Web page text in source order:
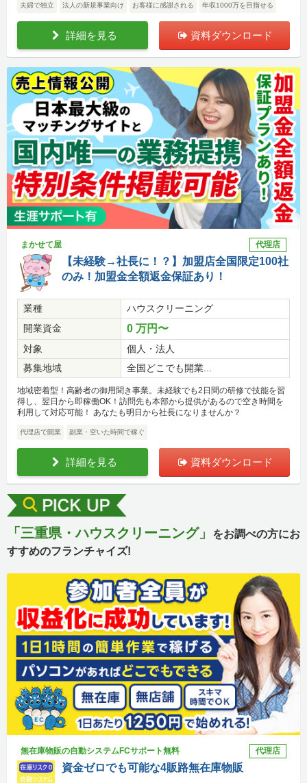
夫婦で独立 法人の新規事業向け お客様に感謝される 年収1000万を目指せる
詳細を見る 資料ダウンロード
まかせて屋 代理店
【未経験→社長に！？】加盟店全国限定100社
のみ！加盟金全額返金保証あり！
業種
ハウスクリーニング
開業資金
0 万円〜
対象
個人・法人
募集地域
全国どこでも開業...
地域密着型！高齢者の御用聞き事業。未経験でも2日間の研修で技能を習
得し、翌日から即稼働OK！訪問先も本部から提供があるので空き時間を
利用して対応可能！ あなたも明日から社長になりませんか？
代理店で開業 副業・空いた時間で稼ぐ
詳細を見る 資料ダウンロード
「三重県・ハウスクリーニング」
をお調べの方にお
すすめのフランチャイズ!
無在庫物販の自動システムFCサポート無料 代理店
資金ゼロでも可能な4販路無在庫物販